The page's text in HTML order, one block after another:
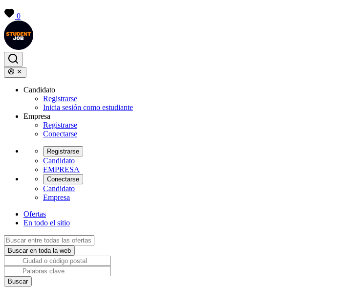
0
Candidato
Registrarse
Inicia sesión como estudiante
Empresa
Registrarse
Conectarse
Registrarse
Candidato
EMPRESA
Conectarse
Candidato
Empresa
Ofertas
En todo el sitio